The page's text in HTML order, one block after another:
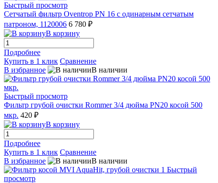
Быстрый просмотр
Сетчатый фильтр Oventrop PN 16 с одинарным сетчатым
патроном, 1120006 6 780 ₽
В корзину
Подробнее
Купить в 1 клик Сравнение
В избранное
В наличии
Быстрый просмотр
Фильтр грубой очистки Rommer 3/4 дюйма PN20 косой 500
мкр. 420 ₽
В корзину
Подробнее
Купить в 1 клик Сравнение
В избранное
В наличии
Быстрый
просмотр